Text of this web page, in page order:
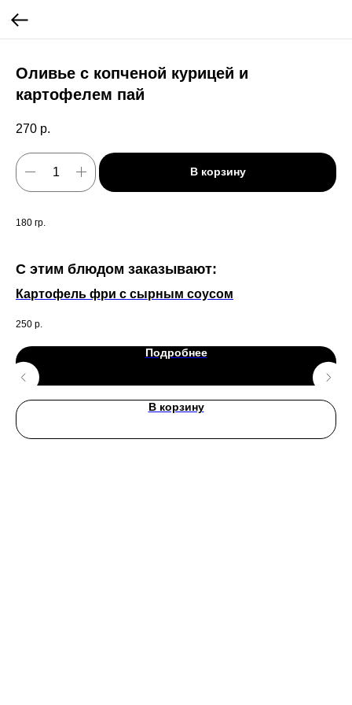
Оливье с копченой курицей и
картофелем пай
270 р.
В корзину
180 гр.
С этим блюдом заказывают:
Картофель фри с сырным соусом
250 р.
Подробнее
В корзину